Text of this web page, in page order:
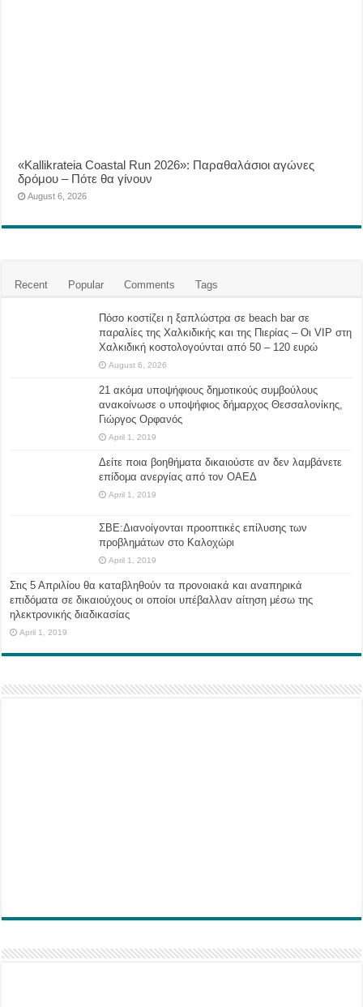
«Kallikrateia Coastal Run 2026»: Παραθαλάσιοι αγώνες
δρόμου – Πότε θα γίνουν
August 6, 2026
Recent Popular Comments Tags
Πόσο κοστίζει η ξαπλώστρα σε beach bar σε
παραλίες της Χαλκιδικής και της Πιερίας – Οι VIP στη
Χαλκιδική κοστολογούνται από 50 – 120 ευρώ
August 6, 2026
21 ακόμα υποψήφιους δημοτικούς συμβούλους
ανακοίνωσε ο υποψήφιος δήμαρχος Θεσσαλονίκης,
Γιώργος Ορφανός
April 1, 2019
Δείτε ποια βοηθήματα δικαιούστε αν δεν λαμβάνετε
επίδομα ανεργίας από τον ΟΑΕΔ
April 1, 2019
ΣΒΕ:Διανοίγονται προοπτικές επίλυσης των
προβλημάτων στο Καλοχώρι
April 1, 2019
Στις 5 Απριλίου θα καταβληθούν τα προνοιακά και αναπηρικά
επιδόματα σε δικαιούχους οι οποίοι υπέβαλλαν αίτηση μέσω της
ηλεκτρονικής διαδικασίας
April 1, 2019